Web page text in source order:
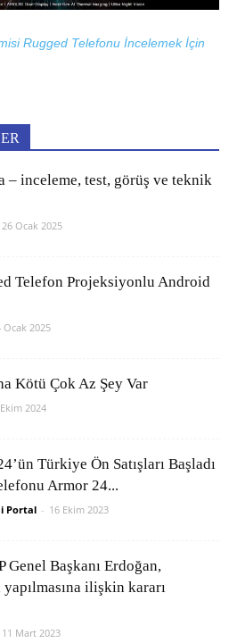
Rugged Telefonu İncelemek İçin
– inceleme, test, görüş ve teknik
26 Ocak 2025
Telefon Projeksiyonlu Android
Ocak 2025
Kötü Çok Az Şey Var
2024
Türkiye Ön Satışları Başladı
Armor 24...
Portal - 16 Ekim 2023
Genel Başkanı Erdoğan,
ilişkin kararı
11 Mart 2023